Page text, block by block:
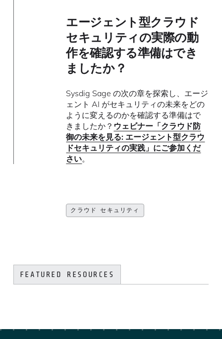
エージェント型クラウド
セキュリティの実際の動
作を確認する準備はでき
ましたか？
Sysdig Sage の次の章を探索し、エージ
ェント AI がセキュリティの未来をどの
ように変えるのかを確認する準備はで
きましたか？ ウェビナー「クラウド防
御の未来を見る: エージェント型クラウ
ドセキュリティの実践」にご参加くだ
さい。
クラウド セキュリティ
FEATURED RESOURCES